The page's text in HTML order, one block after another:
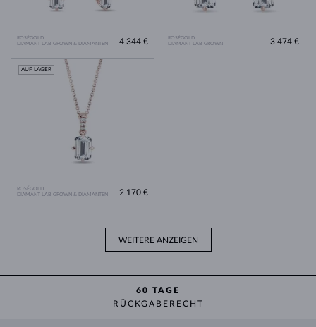
ROSÉGOLD
DIAMANT LAB GROWN & DIAMANTEN
4 344 €
ROSÉGOLD
DIAMANT LAB GROWN
3 474 €
ROSÉGOLD
DIAMANT LAB GROWN & DIAMANTEN
AUF LAGER
2 170 €
WEITERE ANZEIGEN
60 TAGE
RÜCKGABERECHT